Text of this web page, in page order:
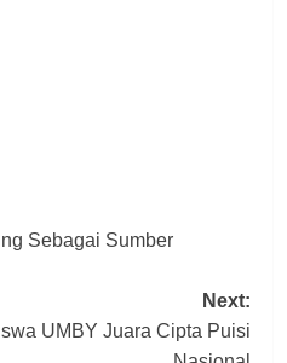
Sebagai Sumber
Next:
UMBY Juara Cipta Puisi